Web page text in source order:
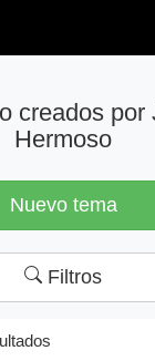
creados por
Hermoso
Nuevo tema
Filtros